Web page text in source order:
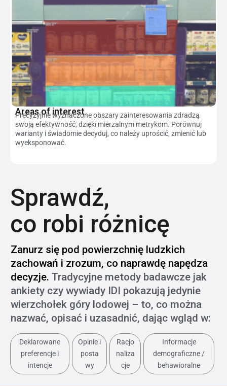
Areas of interest
Precyzyjnie wyznaczone obszary zainteresowania zdradzą
swoją efektywność, dzięki mierzalnym metrykom. Porównuj
warianty i świadomie decyduj, co należy uprościć, zmienić lub
wyeksponować.
Sprawdź,
co robi różnicę
Zanurz się pod powierzchnię ludzkich
zachowań i zrozum, co naprawdę napędza
decyzje. Tradycyjne metody badawcze jak
ankiety czy wywiady IDI pokazują jedynie
wierzchołek góry lodowej – to, co można
nazwać, opisać i uzasadnić, dając wgląd w:
Deklarowane
preferencje i
intencje
Opinie i
posta
wy
Racjo
naliza
cje
Informacje
demograficzne /
behawioralne